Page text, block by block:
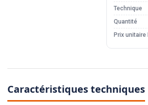
Technique
Quantité
Prix unitaire
Caractéristiques techniques